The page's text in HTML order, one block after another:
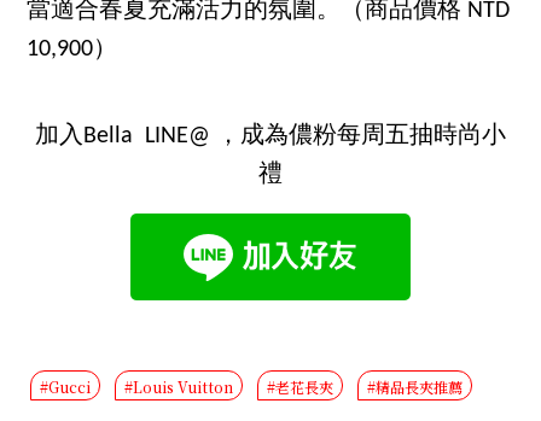
當適合春夏充滿活力的氛圍。（商品價格 NTD
10,900）
加入Bella LINE@ ，成為儂粉每周五抽時尚小
禮
#Gucci #Louis Vuitton #老花長夾 #精品長夾推薦